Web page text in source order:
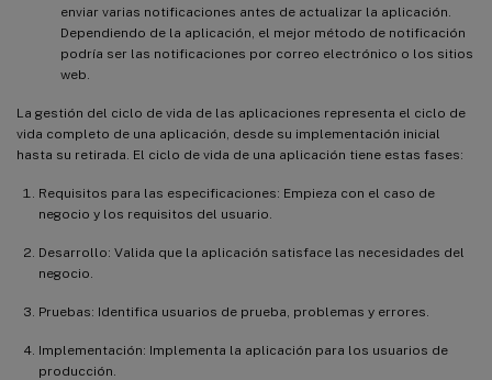
enviar varias notificaciones antes de actualizar la aplicación.
Dependiendo de la aplicación, el mejor método de notificación
podría ser las notificaciones por correo electrónico o los sitios
web.
La gestión del ciclo de vida de las aplicaciones representa el ciclo de
vida completo de una aplicación, desde su implementación inicial
hasta su retirada. El ciclo de vida de una aplicación tiene estas fases:
Requisitos para las especificaciones: Empieza con el caso de
negocio y los requisitos del usuario.
Desarrollo: Valida que la aplicación satisface las necesidades del
negocio.
Pruebas: Identifica usuarios de prueba, problemas y errores.
Implementación: Implementa la aplicación para los usuarios de
producción.